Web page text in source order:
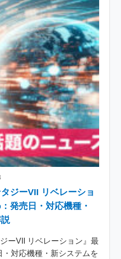
ジーVII リベレーショ
発売日・対応機種・
ーVII リベレーション』最
対応機種・新システムを